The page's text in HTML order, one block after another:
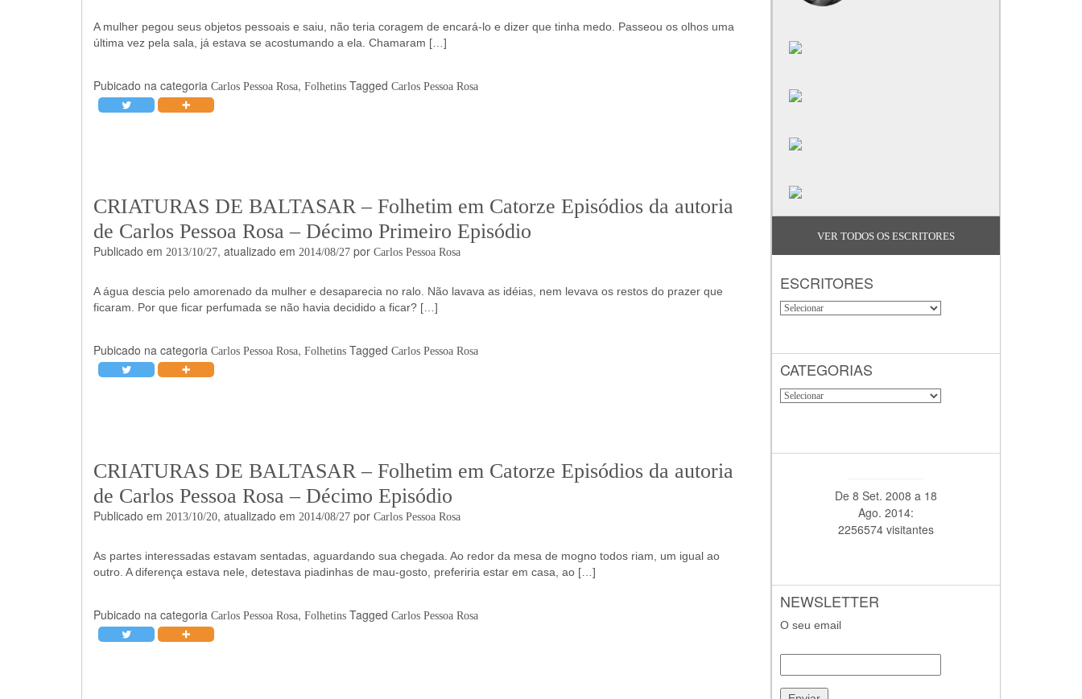
A mulher pegou seus objetos pessoais e saiu, não teria coragem de encará-lo e dizer que tinha medo. Passeou os olhos uma
última vez pela sala, já estava se acostumando a ela. Chamaram […]
Pubicado na categoria Carlos Pessoa Rosa, Folhetins Tagged Carlos Pessoa Rosa
CRIATURAS DE BALTASAR – Folhetim em Catorze Episódios da autoria
de Carlos Pessoa Rosa – Décimo Primeiro Episódio
Publicado em 2013/10/27, atualizado em 2014/08/27por Carlos Pessoa Rosa
A água descia pelo amorenado da mulher e desaparecia no ralo. Não lavava as idéias, nem levava os restos do prazer que
ficaram. Por que ficar perfumada se não havia decidido a ficar? […]
Pubicado na categoria Carlos Pessoa Rosa, Folhetins Tagged Carlos Pessoa Rosa
CRIATURAS DE BALTASAR – Folhetim em Catorze Episódios da autoria
de Carlos Pessoa Rosa – Décimo Episódio
Publicado em 2013/10/20, atualizado em 2014/08/27por Carlos Pessoa Rosa
As partes interessadas estavam sentadas, aguardando sua chegada. Ao redor da mesa de mogno todos riam, um igual ao
outro. A diferença estava nele, detestava piadinhas de mau-gosto, preferiria estar em casa, ao […]
Pubicado na categoria Carlos Pessoa Rosa, Folhetins Tagged Carlos Pessoa Rosa
VER TODOS OS ESCRITORES
ESCRITORES
CATEGORIAS
De 8 Set. 2008 a 18
Ago. 2014:
2256574 visitantes
NEWSLETTER
O seu email